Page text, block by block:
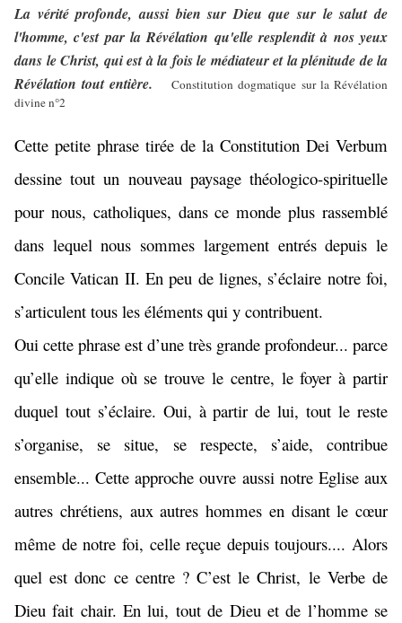
La vérité profonde, aussi bien sur Dieu que sur le salut de
l'homme, c'est par la Révélation qu'elle resplendit à nos yeux
dans le Christ, qui est à la fois le médiateur et la plénitude de la
Révélation tout entière.
Constitution dogmatique sur la Révélation
divine n°2
Cette petite phrase tirée de la Constitution Dei Verbum
dessine tout un nouveau paysage théologico-spirituelle
pour nous, catholiques, dans ce monde plus rassemblé
dans lequel nous sommes largement entrés depuis le
Concile Vatican II. En peu de lignes, s’éclaire notre foi,
s’articulent tous les éléments qui y contribuent.
Oui cette phrase est d’une très grande profondeur... parce
qu’elle indique où se trouve le centre, le foyer à partir
duquel tout s’éclaire. Oui, à partir de lui, tout le reste
s’organise, se situe, se respecte, s’aide, contribue
ensemble... Cette approche ouvre aussi notre Eglise aux
autres chrétiens, aux autres hommes en disant le cœur
même de notre foi, celle reçue depuis toujours.... Alors
quel est donc ce centre ? C’est le Christ, le Verbe de
Dieu fait chair. En lui, tout de Dieu et de l’homme se